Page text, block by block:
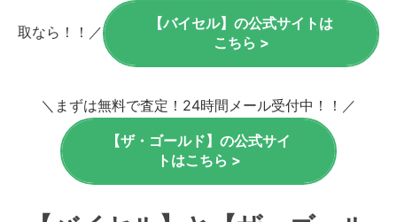
取なら！！／
【バイセル】の公式サイトは
こちら >
＼まずは無料で査定！24時間メール受付中！！／
【ザ・ゴールド】の公式サイ
トはこちら >